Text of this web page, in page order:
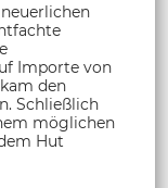
Importe von
den
Schließlich
möglichen
Hut